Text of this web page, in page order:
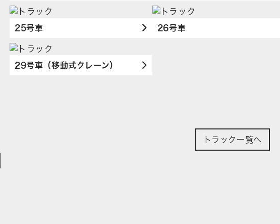
25号車 26号車
29号車（移動式クレーン）
トラック一覧へ